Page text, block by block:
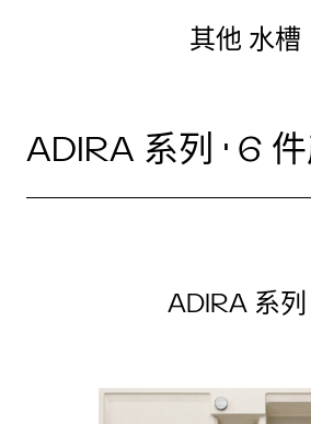
其他 水槽
ADIRA 系列 · 6
ADIRA 系列